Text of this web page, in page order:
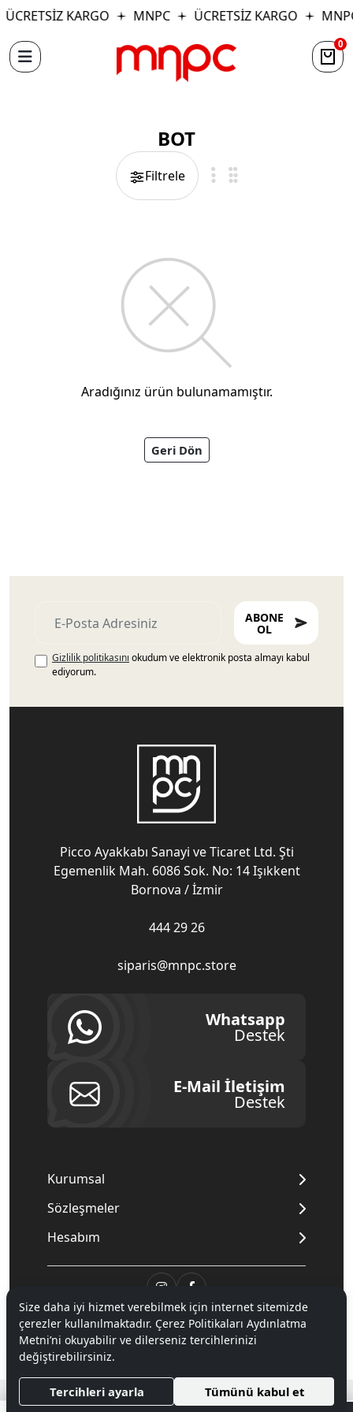
ÜCRETSİZ KARGO MNPC ÜCRETSİZ KARGO
0
BOT
Filtrele
Aradığınız ürün bulunamamıştır.
Geri Dön
ABONE
OL
Gizlilik politikasını okudum ve elektronik posta almayı kabul
ediyorum.
Picco Ayakkabı Sanayi ve Ticaret Ltd. Şti
Egemenlik Mah. 6086 Sok. No: 14 Işıkkent
Bornova / İzmir
444 29 26
siparis@mnpc.store
Whatsapp
Destek
E-Mail İletişim
Destek
Kurumsal
Sözleşmeler
Hesabım
© 2020Mnpc. Tüm hakları saklıdır.
Hipotenüs Yeni Nesil E-Ticaret Sistemleri ile Hazırlanmıştır.
Size daha iyi hizmet verebilmek için internet sitemizde
çerezler kullanılmaktadır. Çerez Politikaları Aydınlatma
Metni’ni okuyabilir ve dilerseniz tercihlerinizi
değiştirebilirsiniz.
Tercihleri ayarla Tümünü kabul et